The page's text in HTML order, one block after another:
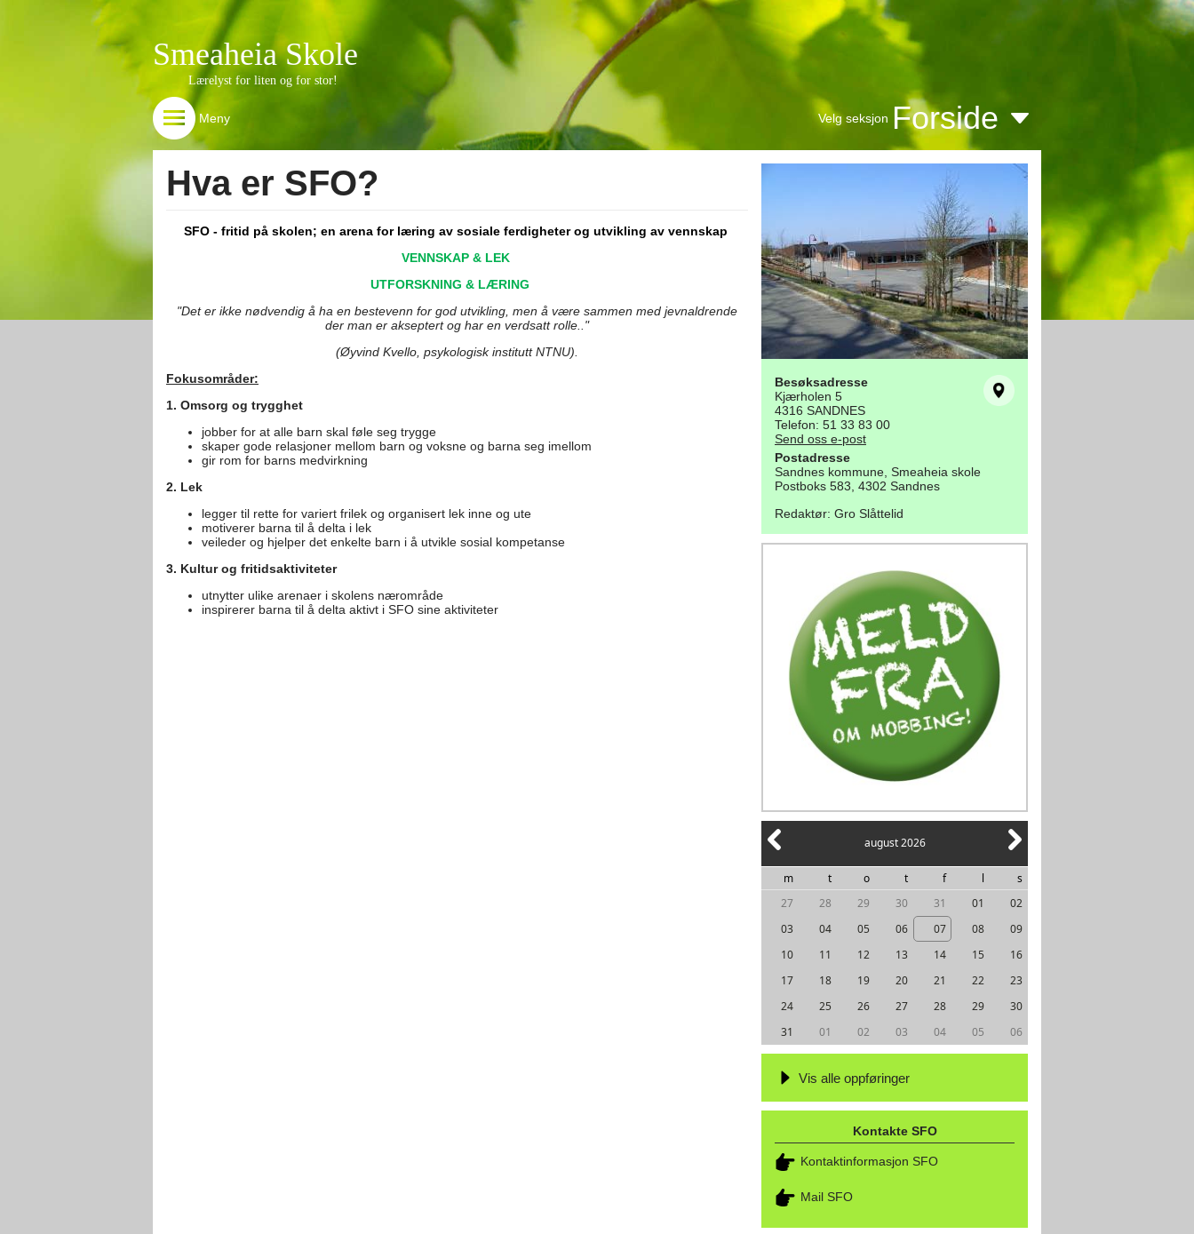
Smeaheia Skole
Lærelyst for liten og for stor!
Meny Velg seksjon Forside
Besøksadresse
Kjærholen 5
4316 SANDNES
Telefon: 51 33 83 00
Send oss e-post
Postadresse
Sandnes kommune, Smeaheia skole
Postboks 583, 4302 Sandnes
Redaktør: Gro Slåttelid
august 2026
m t o t f l
s
27
28 29 30 31 01
02
03
04 05 06 07 08
09
10
11 12 13 14 15
16
17
18 19 20 21 22
23
24
25 26 27 28 29
30
31
01 02 03 04 05 06
Vis alle oppføringer
Kontakte SFO
Kontaktinformasjon SFO
Mail SFO
Hva er SFO?
SFO - fritid på skolen; en arena for læring av sosiale ferdigheter og utvikling av vennskap
VENNSKAP & LEK
UTFORSKNING & LÆRING
"Det er ikke nødvendig å ha en bestevenn for god utvikling, men å være sammen med jevnaldrende
der man er akseptert og har en verdsatt rolle.."
(Øyvind Kvello, psykologisk institutt NTNU).
Fokusområder:
1. Omsorg og trygghet
jobber for at alle barn skal føle seg trygge
skaper gode relasjoner mellom barn og voksne og barna seg imellom
gir rom for barns medvirkning
2. Lek
legger til rette for variert frilek og organisert lek inne og ute
motiverer barna til å delta i lek
veileder og hjelper det enkelte barn i å utvikle sosial kompetanse
3. Kultur og fritidsaktiviteter
utnytter ulike arenaer i skolens nærområde
inspirerer barna til å delta aktivt i SFO sine aktiviteter